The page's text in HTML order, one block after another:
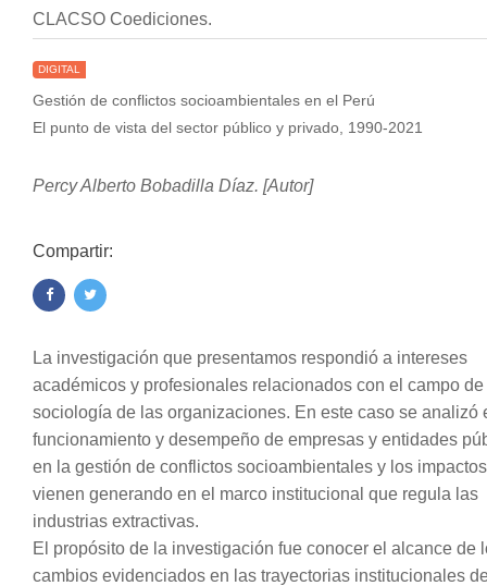
CLACSO Coediciones.
DIGITAL
Gestión de conflictos socioambientales en el Perú
El punto de vista del sector público y privado, 1990-2021
Percy Alberto Bobadilla Díaz. [Autor]
Compartir:
La investigación que presentamos respondió a intereses
académicos y profesionales relacionados con el campo de
sociología de las organizaciones. En este caso se analizó
funcionamiento y desempeño de empresas y entidades
en la gestión de conflictos socioambientales y los
vienen generando en el marco institucional que regula las
industrias extractivas.
El propósito de la investigación fue conocer el alcance de
cambios evidenciados en las trayectorias institucionales